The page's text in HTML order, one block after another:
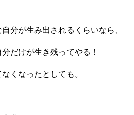
分が生み出されるくらいなら、
だけが生き残ってやる！
くなったとしても。